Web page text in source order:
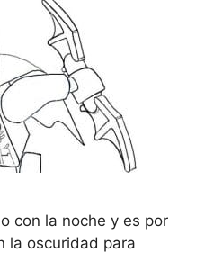
con la noche y es por
la oscuridad para